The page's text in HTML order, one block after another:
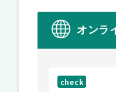
オンラ
check